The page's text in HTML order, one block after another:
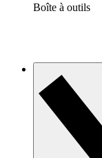
Boîte à outils